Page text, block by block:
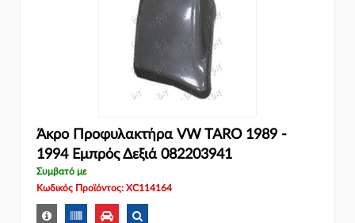
Άκρο Προφυλακτήρα VW TARO 1989 -
1994 Εμπρός Δεξιά 082203941
Συμβατό με
Κωδικός Προϊόντος: XC114164